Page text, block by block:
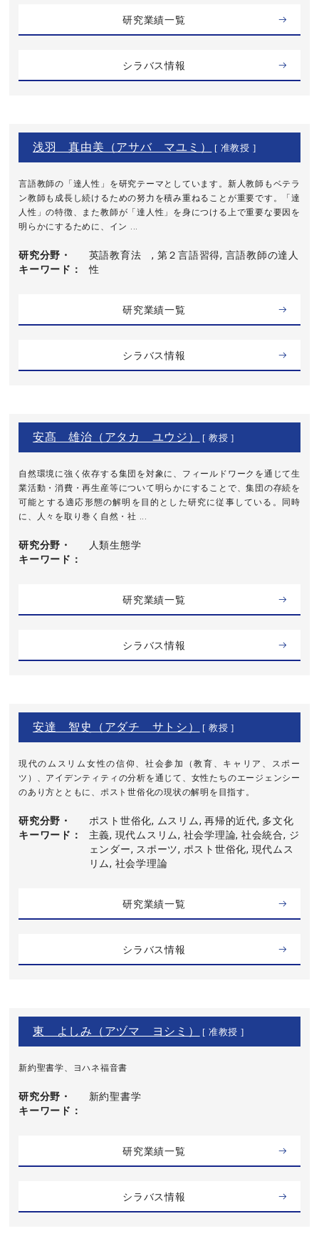
研究業績一覧
シラバス情報
浅羽 真由美（アサバ マユミ） [ 准教授 ]
言語教師の「達人性」を研究テーマとしています。新人教師もベテラ
ン教師も成長し続けるための努力を積み重ねることが重要です。「達
人性」の特徴、また教師が「達人性」を身につける上で重要な要因を
明らかにするために、イン ...
研究分野・
キーワード
英語教育法 , 第２言語習得, 言語教師の達人
性
研究業績一覧
シラバス情報
安髙 雄治（アタカ ユウジ） [ 教授 ]
自然環境に強く依存する集団を対象に、フィールドワークを通じて生
業活動・消費・再生産等について明らかにすることで、集団の存続を
可能とする適応形態の解明を目的とした研究に従事している。同時
に、人々を取り巻く自然・社 ...
研究分野・
キーワード
人類生態学
研究業績一覧
シラバス情報
安達 智史（アダチ サトシ） [ 教授 ]
現代のムスリム女性の信仰、社会参加（教育、キャリア、スポー
ツ）、アイデンティティの分析を通じて、女性たちのエージェンシー
のあり方とともに、ポスト世俗化の現状の解明を目指す。
研究分野・
キーワード
ポスト世俗化, ムスリム, 再帰的近代, 多文化
主義, 現代ムスリム, 社会学理論, 社会統合, ジ
ェンダー, スポーツ, ポスト世俗化, 現代ムス
リム, 社会学理論
研究業績一覧
シラバス情報
東 よしみ（アヅマ ヨシミ） [ 准教授 ]
新約聖書学、ヨハネ福音書
研究分野・
キーワード
新約聖書学
研究業績一覧
シラバス情報